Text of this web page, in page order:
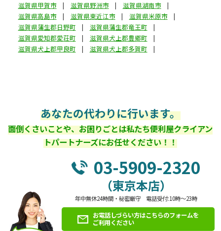
滋賀県甲賀市
滋賀県野洲市
滋賀県湖南市
滋賀県高島市
滋賀県東近江市
滋賀県米原市
滋賀県蒲生郡日野町
滋賀県蒲生郡竜王町
滋賀県愛知郡愛荘町
滋賀県犬上郡豊郷町
滋賀県犬上郡甲良町
滋賀県犬上郡多賀町
あなたの代わりに行います。
面倒くさいことや、お困りごとは私たち便利屋クライアン
トパートナーズにお任せください！！
03-5909-2320
（東京本店）
年中無休24時間・秘密厳守 電話受付:10時～23時
お電話しづらい方はこちらのフォームを
ご利用ください